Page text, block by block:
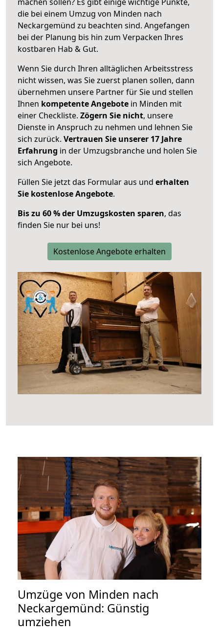
die bei einem Umzug von Minden nach
Neckargemünd zu beachten sind. Angefangen
bei der Planung bis hin zum Verpacken Ihres
kostbaren Hab & Gut.
Wenn Sie durch Ihren alltäglichen Arbeitsstress
nicht wissen, was Sie zuerst planen sollen, dann
übernehmen unsere Partner für Sie und stellen
Ihnen kompetente Angebote in Minden mit
einer Checkliste. Zögern Sie nicht, unsere
Dienste in Anspruch zu nehmen und lehnen Sie
sich zurück. Vertrauen Sie unserer 17 Jahre
Erfahrung in der Umzugsbranche und holen Sie
sich Angebote.
Füllen Sie jetzt das Formular aus und erhalten
Sie kostenlose Angebote.
Bis zu 60 % der Umzugskosten sparen, das
finden Sie nur bei uns!
Kostenlose Angebote erhalten
Umzüge von Minden nach
Neckargemünd: Günstig
umziehen